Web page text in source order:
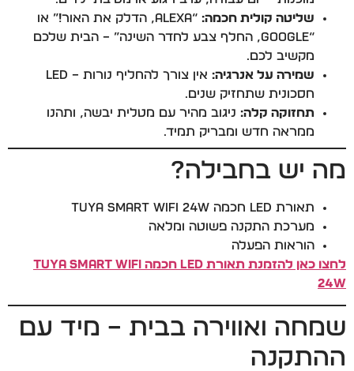
שליטה קולית חכמה:
“Alexa, הדלק את האור!” או
“Google, החלף צבע לחדר השינה” – הבית שלכם
מקשיב לכם.
שמירה על אנרגיה:
אין צורך להחליף נורות – LED
חסכונית שתחזיק שנים.
תחזוקה קלה: ניגוב מהיר עם מטלית יבשה, ותהנו
ממראה חדש ומבריק תמיד.
מה יש בחבילה?
תאורת LED חכמה Tuya Smart WiFi 24W
מערכת התקנה פשוטה ומלאה
הוראות הפעלה
לחצו כאן להזמנת תאורת LED חכמה Tuya Smart WiFi
24W
שמחה ואווירה בבית – מיד עם
ההתקנה